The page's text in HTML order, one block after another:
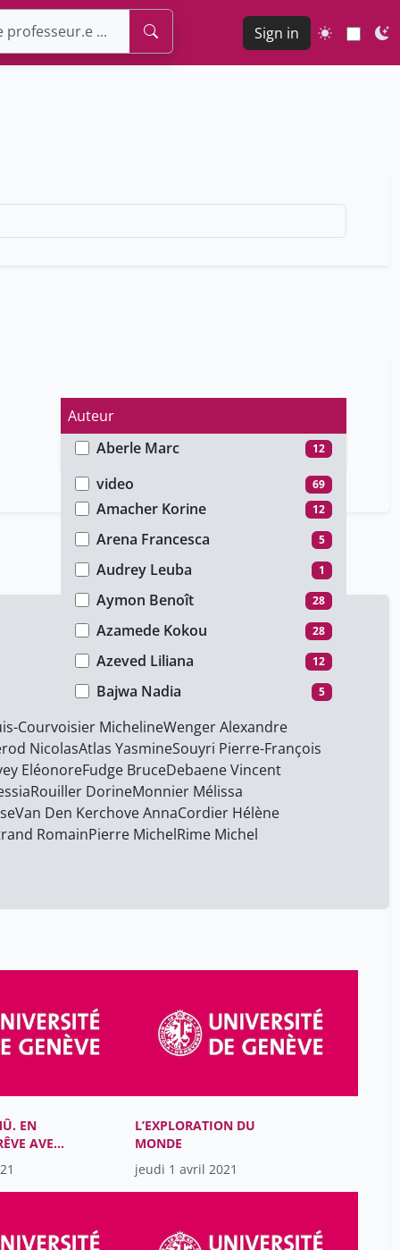
Sign in
Auteur
Aberle Marc
12
Ackermann Niels 12
Amacher Korine 12
Arena Francesca 5
Audrey Leuba 1
Aymon Benoît 28
Azamede Kokou 28
Azeved Liliana 12
Bajwa Nadia 5
Beauvois Frédérique
Beck Éléonore 12
Bellucci Mauro
Ben Arrous Michel
Benavente Ana
Bossart Camille 28
Bouvier Édith 28
Budry Carbó Adrià
Butticaz Simon
Béchara Soha
Carvalho Higor 12
Type de média
video
69
Courvoisier MichelineWenger Alexandre
NicolasAtlas YasmineSouyri Pierre-François
EléonoreFudge BruceDebaene Vincent
Rouiller DorineMonnier Mélissa
Van Den Kerchove AnnaCordier Hélène
RomainPierre MichelRime Michel
EN
AVEC
L’EXPLORATION DU
MONDE
jeudi 1 avril 2021